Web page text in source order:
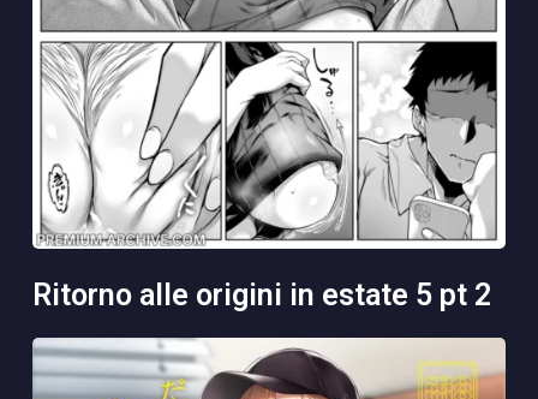
ritorno alle origini in estate 5 pt 2